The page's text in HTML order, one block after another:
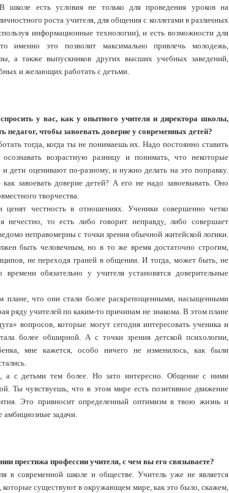
школе есть условия не только для проведения уроков на
роста учителя, для общения с коллегами в различных
информационные технологии), и есть возможности для
именно это позволит максимально привлечь молодежь,
а также выпускников других высших учебных заведений,
и желающих работать с детьми.
у вас, как у опытного учителя и директора школы,
педагог, чтобы завоевать доверие у современных детей?
тогда, когда ты не понимаешь их. Надо постоянно ставить
возрастную разницу и понимать, что некоторые
и дети оценивают по-разному, и нужно делать на это поправку.
завоевать доверие детей? А его не надо завоевывать. Оно
творчества.
честность в отношениях. Ученики совершенно четко
нечестно, то есть либо говорит неправду, либо совершает
неправомерны с точки зрения обычной житейской логики.
быть человечным, но в то же время достаточно строгим,
не переходя граней в общении. И тогда, может быть, не
обязательно у учителя установятся доверительные
плане, что они стали более раскрепощенными, насыщенными
ряду учителей по каким-то причинам не знакома. В этом плане
вопросов, которые могут сегодня интересовать ученика и
более обширной. А с точки зрения детской психологии,
мне кажется, особо ничего не изменилось, как были
а с детьми тем более. Но зато интересно. Общение с ними
Ты чувствуешь, что в этом мире есть позитивное движение
Это привносит определенный оптимизм в твою жизнь и
амбициозные задачи.
престижа профессии учителя, с чем вы его связываете?
в современной школе и обществе. Учитель уже не является
которые существуют в окружающем мире, как это было, скажем,